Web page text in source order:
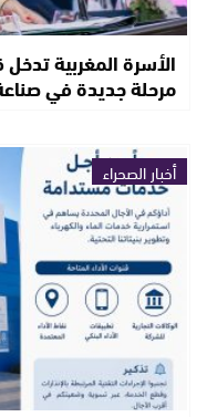
الأسرة المغربية
مرحلة جديدة في
أخبار الصحراء